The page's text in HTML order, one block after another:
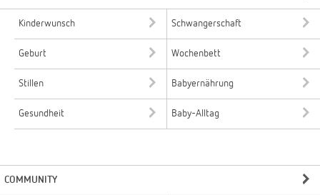
Kinderwunsch Schwangerschaft
Geburt Wochenbett
Stillen Babyernährung
Gesundheit Baby-Alltag
COMMUNITY